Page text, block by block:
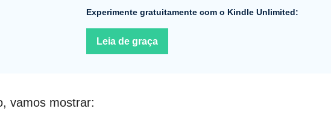
Experimente gratuitamente com o Kindle Unlimited:
Leia de graça
vamos mostrar: